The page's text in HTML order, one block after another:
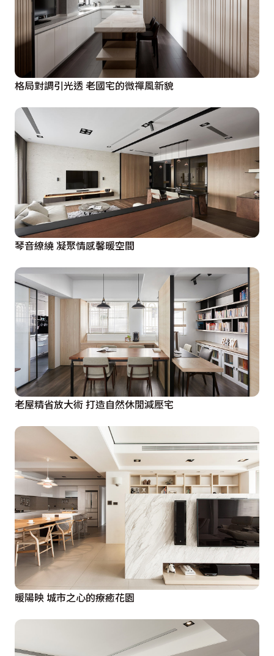
格局對調引光透 老國宅的微禪風新貌
琴音繚繞 凝聚情感馨暖空間
老屋精省放大術 打造自然休閒減壓宅
暖陽映 城市之心的療癒花園